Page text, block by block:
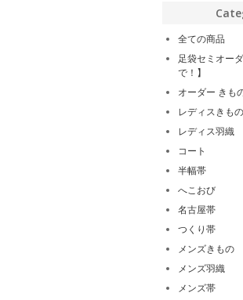
全ての商品
足袋セミオー
で！】
オーダー きも
レディスきもの
レディス羽織
コート
半幅帯
へこおび
名古屋帯
つくり帯
メンズきもの
メンズ羽織
メンズ帯